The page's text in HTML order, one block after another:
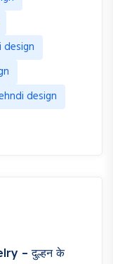
design
design
– दुल्हन के